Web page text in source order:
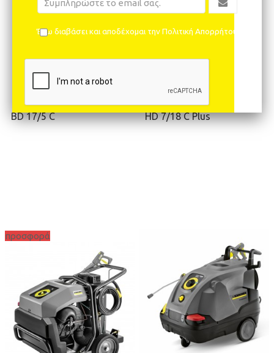
BD 17/5 C
ΖΗΤΉΣΤΕ ΠΡΟΣΦΟΡΆ
HD 7/18 C Plus
ΖΗΤΉΣΤΕ ΠΡΟΣΦΟΡΆ
προσφορά
Έχω διαβάσει και αποδέχομαι την Πολιτική Απορρήτου